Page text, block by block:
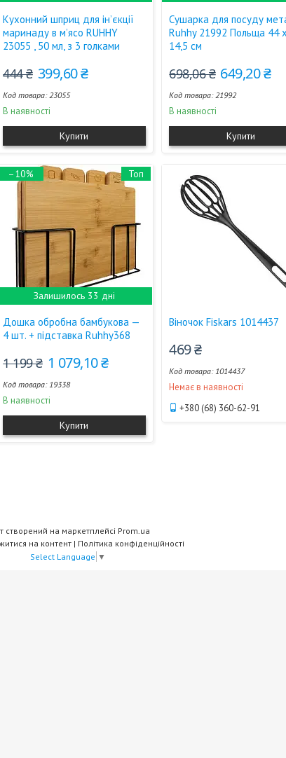
Кухонний шприц для ін’єкції
маринаду в м’ясо RUHHY
23055 , 50 мл, з 3 голками
444 ₴ 399,60 ₴
23055
В наявності
Купити
Сушарка для посуду
Ruhhy 21992 Польща 44
14,5 см
698,06 ₴ 649,20 ₴
21992
В наявності
Купити
–10%
Залишилось 33 дні
Топ
Дошка обробна бамбукова —
4 шт. + підставка Ruhhy368
1 199 ₴ 1 079,10 ₴
19338
В наявності
Купити
Віночок Fiskars 1014437
469 ₴
1014437
Немає в наявності
+380 (68) 360-62-91
створений на маркетплейсі Prom.ua
на контент | Політика конфіденційності
Select Language ▼